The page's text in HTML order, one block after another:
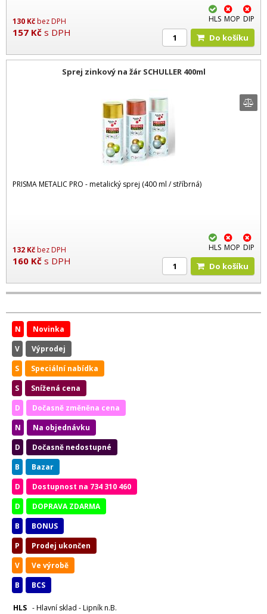
130 Kčbez DPH
157 Kč s DPH
HLS MOP DIP
Do košíku
Sprej zinkový na žár SCHULLER 400ml
PRISMA METALIC PRO - metalický sprej (400 ml / stříbrná)
132 Kčbez DPH
160 Kč s DPH
HLS MOP DIP
Do košíku
N
Novinka
V
Výprodej
S
Speciální nabídka
S
Snížená cena
D
Dočasně změněna cena
N
Na objednávku
D
Dočasně nedostupné
B
Bazar
D
Dostupnost na 734 310 460
D
DOPRAVA ZDARMA
B
BONUS
P
Prodej ukončen
V
Ve výrobě
B
BCS
HLS - Hlavní sklad - Lipník n.B.